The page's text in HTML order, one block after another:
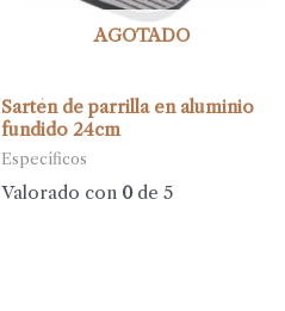
AGOTADO
Sartén de parrilla en aluminio
fundido 24cm
Específicos
Valorado con 0de 5